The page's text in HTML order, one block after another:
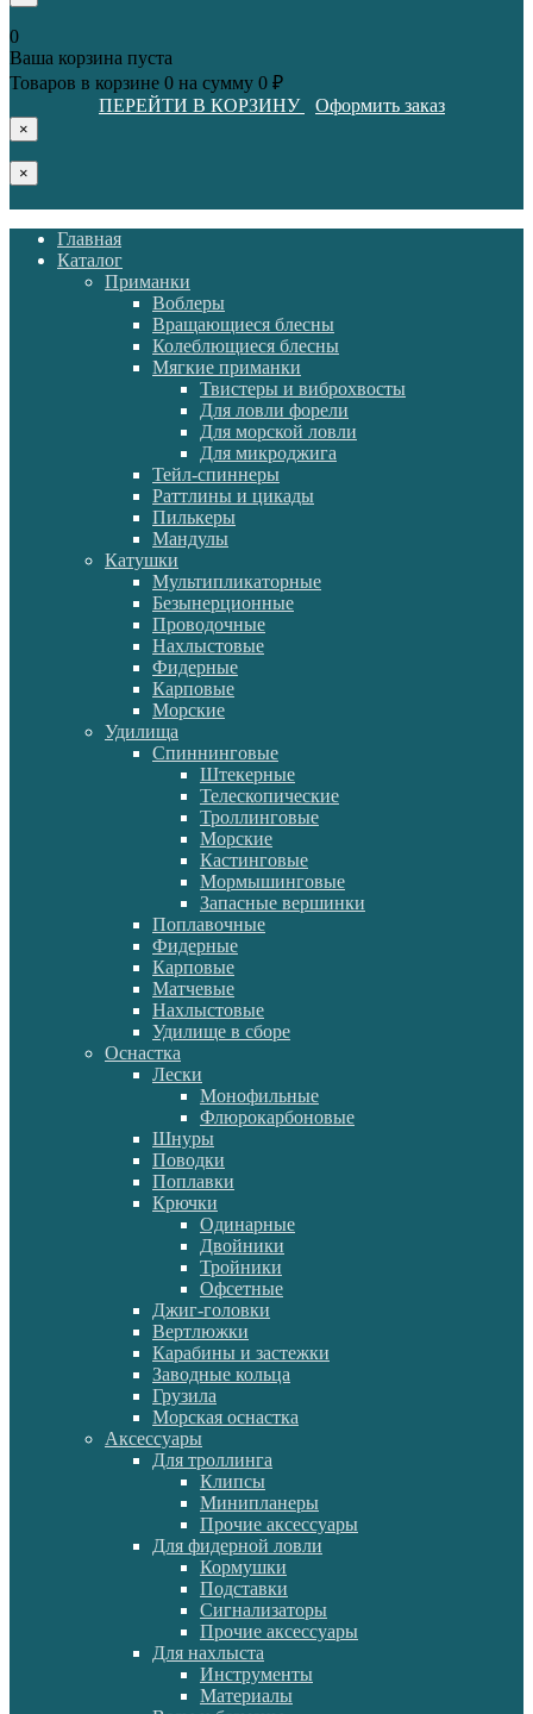
0
Ваша корзина пуста
Товаров в корзине 0 на сумму 0 ₽
ПЕРЕЙТИ В КОРЗИНУ
Оформить заказ
×
×
Главная
Каталог
Приманки
Воблеры
Вращающиеся блесны
Колеблющиеся блесны
Мягкие приманки
Твистеры и виброхвосты
Для ловли форели
Для морской ловли
Для микроджига
Тейл-спиннеры
Раттлины и цикады
Пилькеры
Мандулы
Катушки
Мультипликаторные
Безынерционные
Проводочные
Нахлыстовые
Фидерные
Карповые
Морские
Удилища
Спиннинговые
Штекерные
Телескопические
Троллинговые
Морские
Кастинговые
Мормышинговые
Запасные вершинки
Поплавочные
Фидерные
Карповые
Матчевые
Нахлыстовые
Удилище в сборе
Оснастка
Лески
Монофильные
Флюрокарбоновые
Шнуры
Поводки
Поплавки
Крючки
Одинарные
Двойники
Тройники
Офсетные
Джиг-головки
Вертлюжки
Карабины и застежки
Заводные кольца
Грузила
Морская оснастка
Аксессуары
Для троллинга
Клипсы
Минипланеры
Прочие аксессуары
Для фидерной ловли
Кормушки
Подставки
Сигнализаторы
Прочие аксессуары
Для нахлыста
Инструменты
Материалы